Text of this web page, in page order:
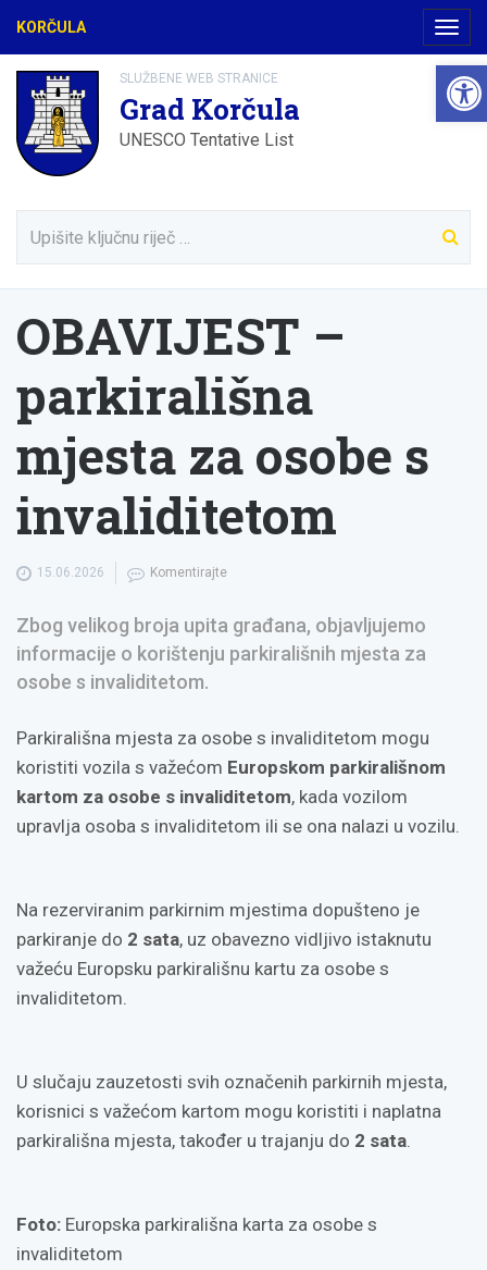
KORČULA
SLUŽBENE WEB STRANICE
Grad Korčula
UNESCO Tentative List
OBAVIJEST –
parkirališna
mjesta za osobe s
invaliditetom
15.06.2026 Komentirajte
Zbog velikog broja upita građana, objavljujemo
informacije o korištenju parkirališnih mjesta za
osobe s invaliditetom.
Parkirališna mjesta za osobe s invaliditetom mogu
koristiti vozila s važećom Europskom parkirališnom
kartom za osobe s invaliditetom, kada vozilom
upravlja osoba s invaliditetom ili se ona nalazi u vozilu.
Na rezerviranim parkirnim mjestima dopušteno je
parkiranje do 2 sata, uz obavezno vidljivo istaknutu
važeću Europsku parkirališnu kartu za osobe s
invaliditetom.
U slučaju zauzetosti svih označenih parkirnih mjesta,
korisnici s važećom kartom mogu koristiti i naplatna
parkirališna mjesta, također u trajanju do 2 sata.
Foto: Europska parkirališna karta za osobe s
invaliditetom